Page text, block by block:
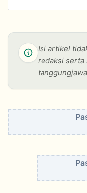
Isi artikel
redaksi serta